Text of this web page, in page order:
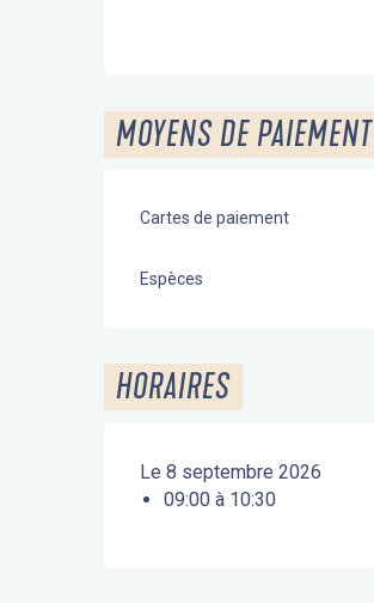
MOYENS DE PAIEMENT
Cartes de paiement
Espèces
HORAIRES
Le 8 septembre 2026
09:00 à 10:30